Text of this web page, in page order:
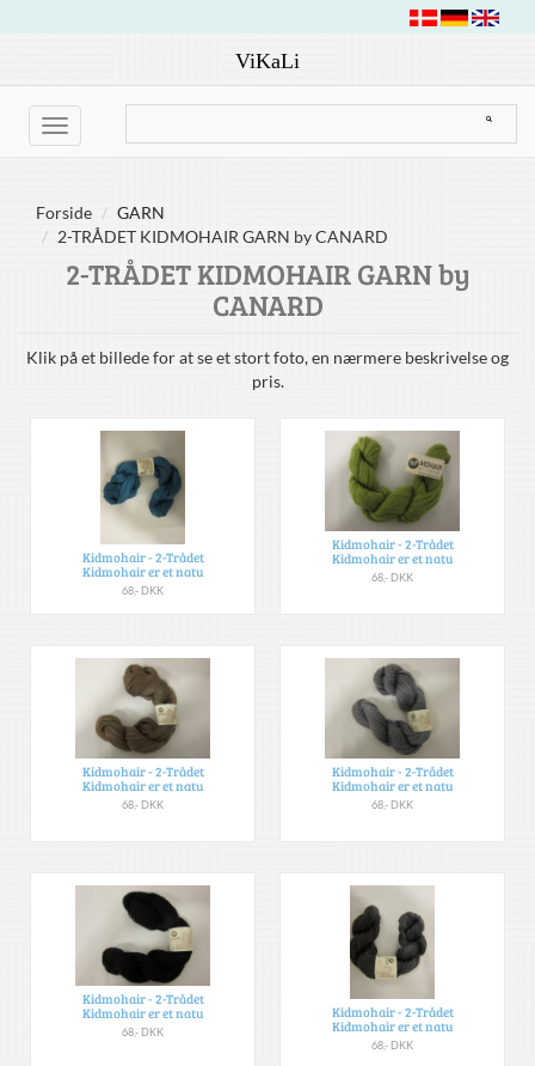
ViKaLi
Toggle
navigation
Forside
GARN
2-TRÅDET KIDMOHAIR GARN by CANARD
2-TRÅDET KIDMOHAIR GARN by
CANARD
Klik på et billede for at se et stort foto, en nærmere beskrivelse og
pris.
Kidmohair - 2-Trådet
Kidmohair er et natu
68,- DKK
Kidmohair - 2-Trådet
Kidmohair er et natu
68,- DKK
Kidmohair - 2-Trådet
Kidmohair er et natu
68,- DKK
Kidmohair - 2-Trådet
Kidmohair er et natu
68,- DKK
Kidmohair - 2-Trådet
Kidmohair er et natu
68,- DKK
Kidmohair - 2-Trådet
Kidmohair er et natu
68,- DKK